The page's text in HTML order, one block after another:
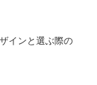
インと選ぶ際の